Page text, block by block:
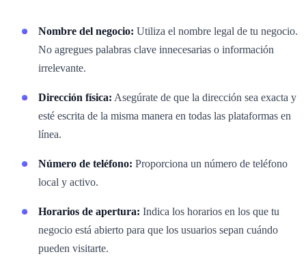
Nombre del negocio: Utiliza el nombre legal de tu negocio.
No agregues palabras clave innecesarias o información
irrelevante.
Dirección física: Asegúrate de que la dirección sea exacta y
esté escrita de la misma manera en todas las plataformas en
línea.
Número de teléfono: Proporciona un número de teléfono
local y activo.
Horarios de apertura: Indica los horarios en los que tu
negocio está abierto para que los usuarios sepan cuándo
pueden visitarte.